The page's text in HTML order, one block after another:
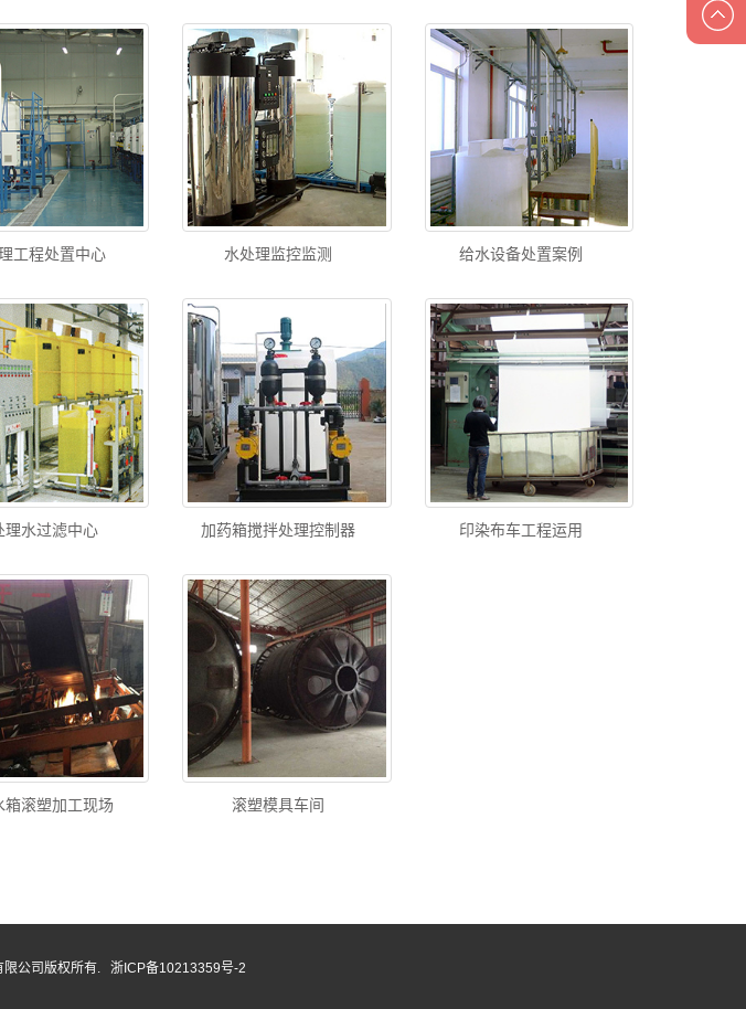
工程处置中心 水处理监控监测 给水设备处置案例
理水过滤中心 加药箱搅拌处理控制器 印染布车工程运用
箱滚塑加工现场 滚塑模具车间
公司版权所有. 浙ICP备10213359号-2